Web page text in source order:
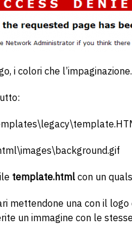
i colori che l’impaginazione.
template.html con un
mettendone una con il
un immagine con le